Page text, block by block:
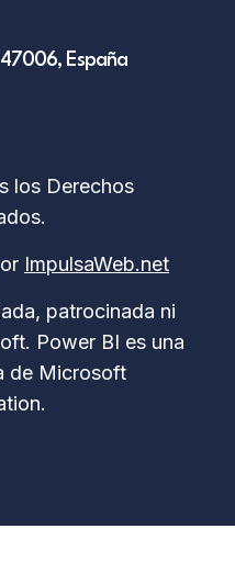
España
los Derechos
ImpulsaWeb.net
patrocinada ni
Power BI es una
de Microsoft